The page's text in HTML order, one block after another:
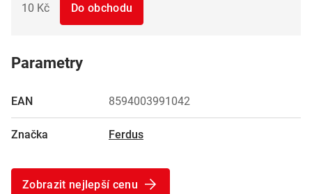
10 Kč Do obchodu
Parametry
EAN 8594003991042
Značka Ferdus
Zobrazit nejlepší cenu